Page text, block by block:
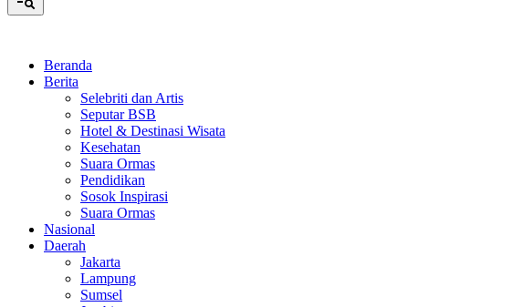
Beranda
Berita
Selebriti dan Artis
Seputar BSB
Hotel & Destinasi Wisata
Kesehatan
Suara Ormas
Pendidikan
Sosok Inspirasi
Suara Ormas
Nasional
Daerah
Jakarta
Lampung
Sumsel